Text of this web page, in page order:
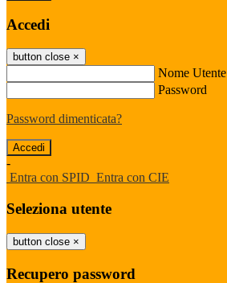
Accedi
button close ×
Nome Utente
Password
Password dimenticata?
-
Entra con SPID Entra con CIE
Seleziona utente
button close ×
Recupero password